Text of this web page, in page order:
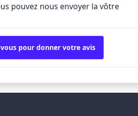
pouvez nous envoyer la vôtre
pour donner votre avis